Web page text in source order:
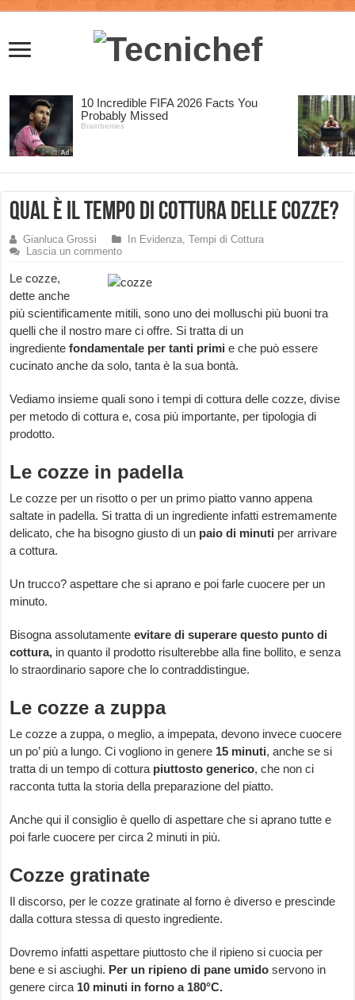
Qual è il tempo di cottura delle Cozze?
Gianluca Grossi In Evidenza,Tempi di Cottura
Lascia un commento
Le cozze,
dette anche
più scientificamente mitili, sono uno dei molluschi più buoni tra
quelli che il nostro mare ci offre. Si tratta di un
ingredientefondamentale per tanti primi e che può essere
cucinato anche da solo, tanta è la sua bontà.
Vediamo insieme quali sono i tempi di cottura delle cozze, divise
per metodo di cottura e, cosa più importante, per tipologia di
prodotto.
Le cozze in padella
Le cozze per un risotto o per un primo piatto vanno appena
saltate in padella. Si tratta di un ingrediente infatti estremamente
delicato, che ha bisogno giusto di un paio di minuti per arrivare
a cottura.
Un trucco? aspettare che si aprano e poi farle cuocere per un
minuto.
Bisogna assolutamenteevitare di superare questo punto di
cottura, in quanto il prodotto risulterebbe alla fine bollito, e senza
lo straordinario sapore che lo contraddistingue.
Le cozze a zuppa
Le cozze a zuppa, o meglio, a impepata, devono invece cuocere
un po’ più a lungo. Ci vogliono in genere 15 minuti, anche se si
tratta di un tempo di cottura piuttosto generico, che non ci
racconta tutta la storia della preparazione del piatto.
Anche qui il consiglio è quello di aspettare che si aprano tutte e
poi farle cuocere per circa 2 minuti in più.
Cozze gratinate
Il discorso, per le cozze gratinate al forno è diverso e prescinde
dalla cottura stessa di questo ingrediente.
Dovremo infatti aspettare piuttosto che il ripieno si cuocia per
bene e si asciughi. Per un ripieno di pane umido servono in
genere circa 10 minuti in forno a 180°C.